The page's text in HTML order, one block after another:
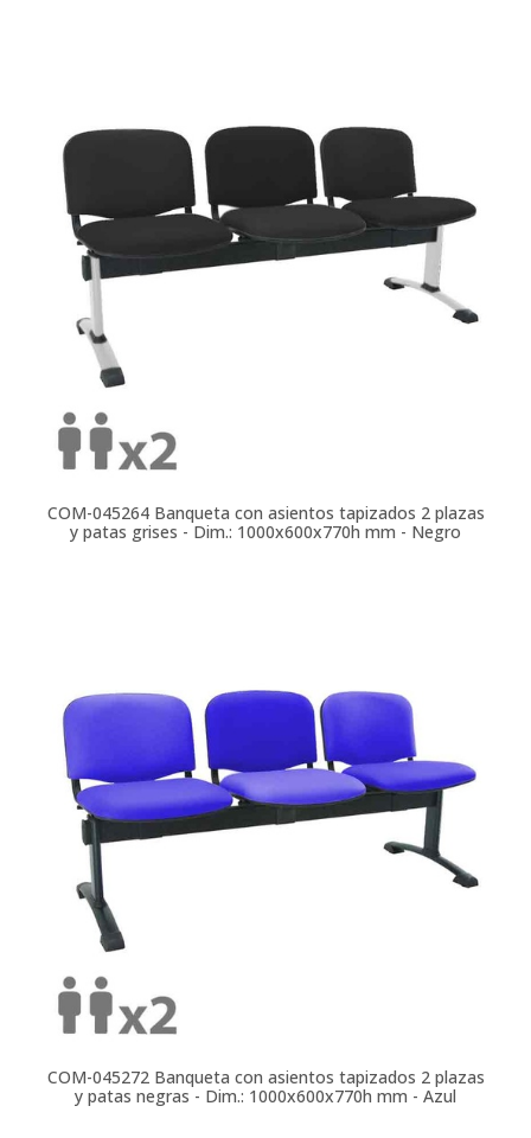
COM-045264 Banqueta con asientos tapizados 2 plazas
y patas grises - Dim.: 1000x600x770h mm - Negro
COM-045272 Banqueta con asientos tapizados 2 plazas
y patas negras - Dim.: 1000x600x770h mm - Azul